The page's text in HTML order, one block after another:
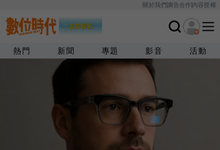
關於我們廣告合作內容授權
熱門 新聞 專題 影音 活動